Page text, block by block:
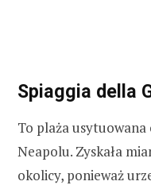
Spiaggia della
To plaża
Neapolu. Zyskała
okolicy, ponieważ